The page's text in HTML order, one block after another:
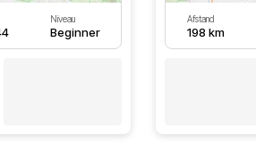
Niveau
Beginner
Afstand
198 km